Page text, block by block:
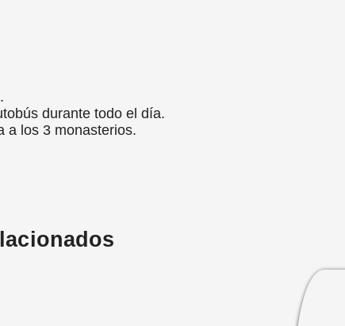
durante todo el día.
a los 3 monasterios.